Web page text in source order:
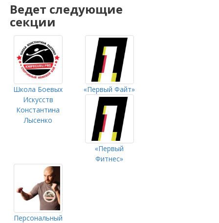
Ведет следующие
секции
Школа Боевых
Искусств
Константина
Лысенко
«Первый Файт»
«Первый
Фитнес»
Персональный